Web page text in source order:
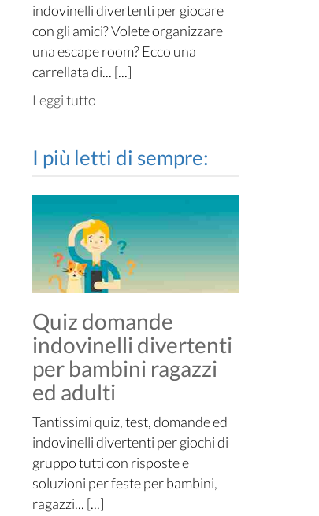
indovinelli divertenti per giocare
con gli amici? Volete organizzare
una escape room? Ecco una
carrellata di... [...]
Leggi tutto
I più letti di sempre:
Quiz domande
indovinelli divertenti
per bambini ragazzi
ed adulti
Tantissimi quiz, test, domande ed
indovinelli divertenti per giochi di
gruppo tutti con risposte e
soluzioni per feste per bambini,
ragazzi... [...]